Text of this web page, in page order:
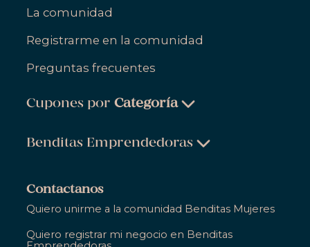
La comunidad
Registrarme en la comunidad
Preguntas frecuentes
Cupones porCategoría
Salud & Bienestar
Hogar
Gastronomía
Benditas Emprendedoras
Salud & Bienestar
Contactanos
Quiero unirme a la comunidad Benditas Mujeres
Quiero registrar mi negocio en Benditas